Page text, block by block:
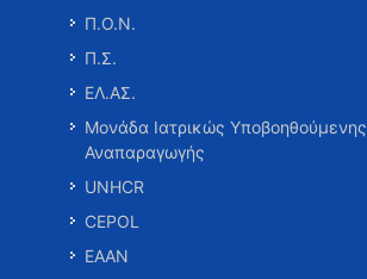
Π.Ο.Ν.
Π.Σ.
ΕΛ.ΑΣ.
Μονάδα Ιατρικώς Υποβοηθούμενης
Αναπαραγωγής
UNHCR
CEPOL
ΕΑΑΝ